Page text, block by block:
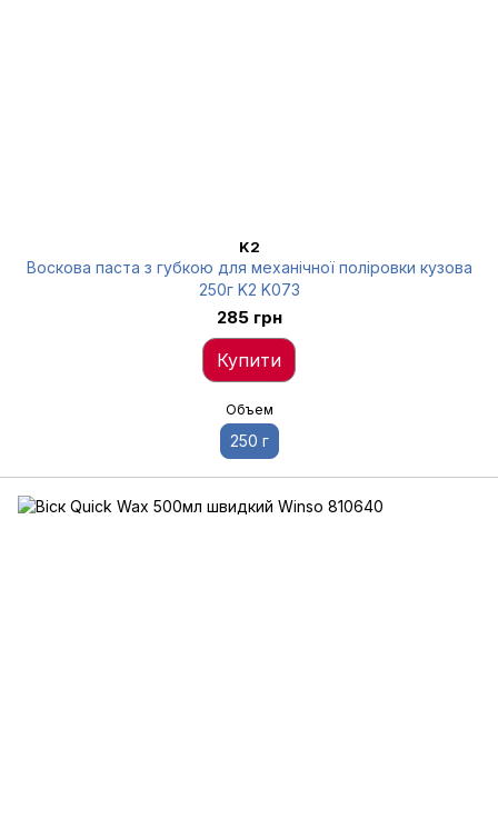
K2
Воскова паста з губкою для механічної поліровки кузова
250г K2 K073
285 грн
Купити
Объем
250 г